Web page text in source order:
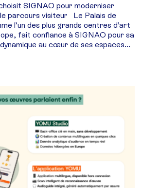
SIGNAO pour moderniser
parcours visiteur Le Palais de
l’un des plus grands centres d’art
fait confiance à SIGNAO pour sa
au cœur de ses espaces...